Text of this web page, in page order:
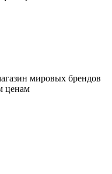
мировых брендов
ценам